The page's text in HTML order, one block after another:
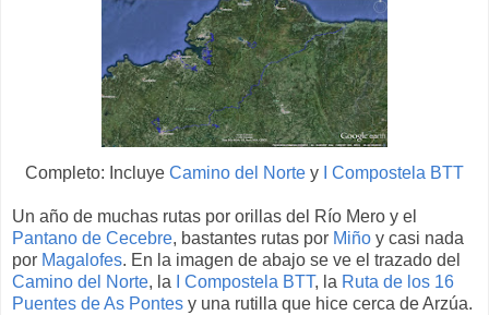
Completo: Incluye Camino del Norte y I Compostela BTT
Un año de muchas rutas por orillas del Río Mero y el
Pantano de Cecebre, bastantes rutas por Miño y casi nada
por Magalofes. En la imagen de abajo se ve el trazado del
Camino del Norte, la I Compostela BTT, la Ruta de los 16
Puentes de As Pontes y una rutilla que hice cerca de Arzúa.